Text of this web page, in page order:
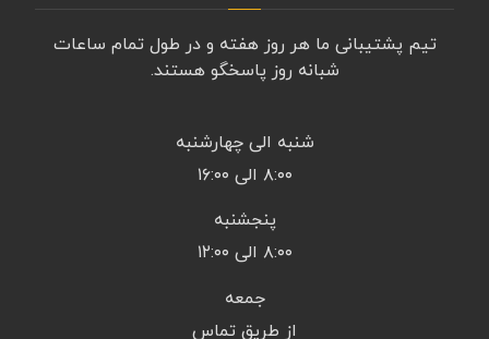
تیم پشتیبانی ما هر روز هفته و در طول تمام ساعات
شبانه روز پاسخگو هستند.
شنبه الی چهارشنبه
۸:۰۰ الی ۱۶:۰۰
پنجشنبه
۸:۰۰ الی ۱۲:۰۰
جمعه
از طریق تماس